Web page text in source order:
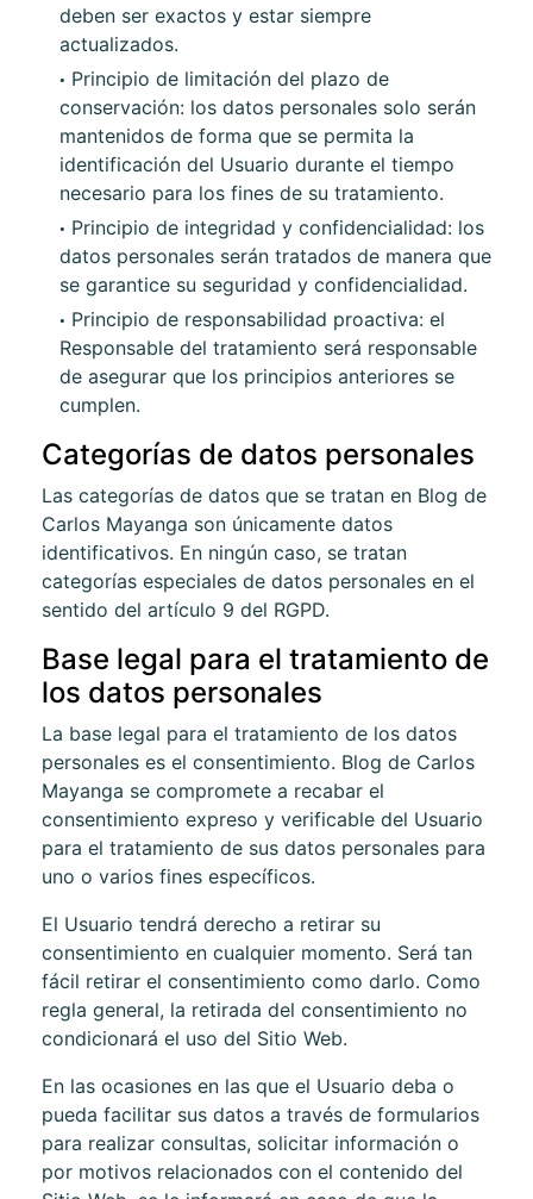
deben ser exactos y estar siempre
actualizados.
Principio de limitación del plazo de
conservación: los datos personales solo serán
mantenidos de forma que se permita la
identificación del Usuario durante el tiempo
necesario para los fines de su tratamiento.
Principio de integridad y confidencialidad: los
datos personales serán tratados de manera que
se garantice su seguridad y confidencialidad.
Principio de responsabilidad proactiva: el
Responsable del tratamiento será responsable
de asegurar que los principios anteriores se
cumplen.
Categorías de datos personales
Las categorías de datos que se tratan en Blog de
Carlos Mayanga son únicamente datos
identificativos. En ningún caso, se tratan
categorías especiales de datos personales en el
sentido del artículo 9 del RGPD.
Base legal para el tratamiento de
los datos personales
La base legal para el tratamiento de los datos
personales es el consentimiento. Blog de Carlos
Mayanga se compromete a recabar el
consentimiento expreso y verificable del Usuario
para el tratamiento de sus datos personales para
uno o varios fines específicos.
El Usuario tendrá derecho a retirar su
consentimiento en cualquier momento. Será tan
fácil retirar el consentimiento como darlo. Como
regla general, la retirada del consentimiento no
condicionará el uso del Sitio Web.
En las ocasiones en las que el Usuario deba o
pueda facilitar sus datos a través de formularios
para realizar consultas, solicitar información o
por motivos relacionados con el contenido del